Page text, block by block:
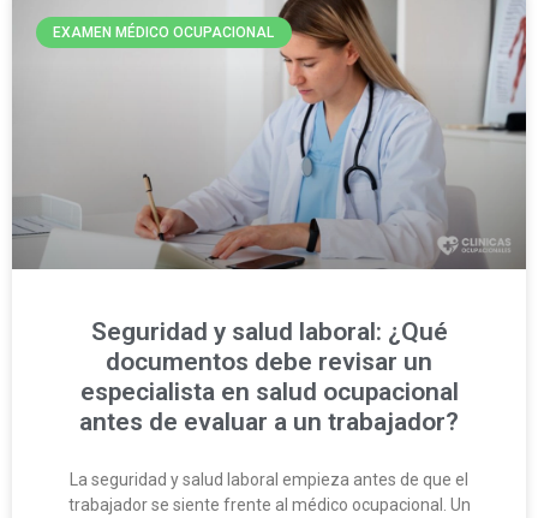
EXAMEN MÉDICO OCUPACIONAL
Seguridad y salud laboral: ¿Qué
documentos debe revisar un
especialista en salud ocupacional
antes de evaluar a un trabajador?
La seguridad y salud laboral empieza antes de que el
trabajador se siente frente al médico ocupacional. Un